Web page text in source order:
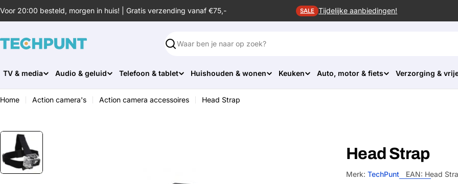
naar
inhoud
Voor 20:00 besteld, morgen in huis! | Gratis verzending vanaf €75,- SALE Tijdelijke aanbiedingen!
Zoeken
TV & media Audio & geluid Telefoon & tablet Huishouden & wonen Keuken Auto, motor & fiets Verzorging &
Home Action camera's Action camera accessoires Head Strap
Head Strap
Merk: TechPunt EAN: Head